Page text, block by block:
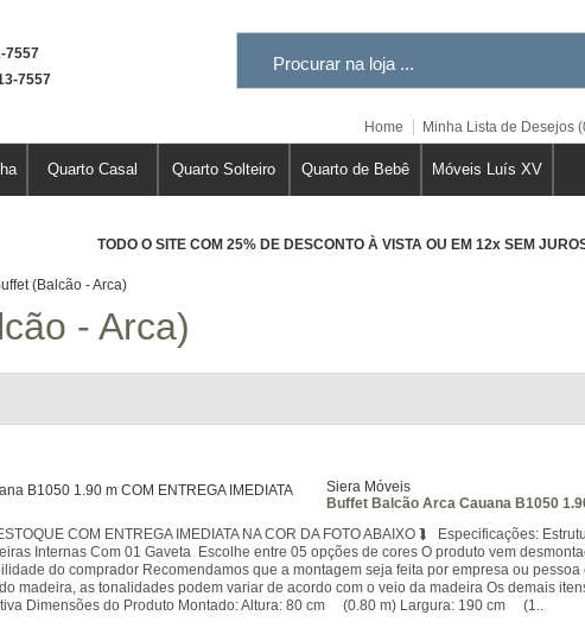
7557
7557
Home
Minha Lista de Desejos
Quarto Casal Quarto Solteiro Quarto de Bebê Móveis Luís XV
TODO O SITE COM 25% DE DESCONTO À VISTA OU EM 12x SEM
(Balcão - Arca)
- Arca)
Siera Móveis
Buffet Balcão Arca Cauana B1050
COM ENTREGA IMEDIATA NA COR DA FOTO ABAIXO ⮯ Especificações:
Internas Com 01 Gaveta Escolhe entre 05 opções de cores O produto vem
do comprador Recomendamos que a montagem seja feita por empresa ou
madeira, as tonalidades podem variar de acordo com o veio da madeira Os demais
Dimensões do Produto Montado: Altura: 80 cm (0.80 m) Largura: 190 cm (1..